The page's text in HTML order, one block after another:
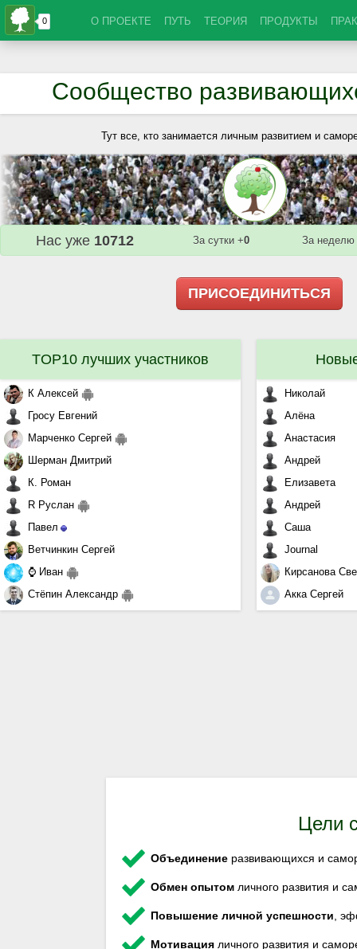
О ПРОЕКТЕ ПУТЬ ТЕОРИЯ ПРОДУКТЫ
Сообщество
Тут все, кто занимается личным развитием и
Нас уже 10712 За сутки +0 За неделю
ПРИСОЕДИНИТЬСЯ
TOP10 лучших участников
К Алексей
Гросу Евгений
Марченко Сергей
Шерман Дмитрий
К. Роман
R Руслан
Павел
Ветчинкин Сергей
⌚ Иван
Стёпин Александр
Николай
Алёна
Анастасия
Андрей
Елизавета
Андрей
Саша
Journal
Кирсанова
Акка Сергей
Цели
Объединениеразвивающихся и
Обмен опытомличного развития и
Повышение личной успешности ,
Мотивацияличного развития и